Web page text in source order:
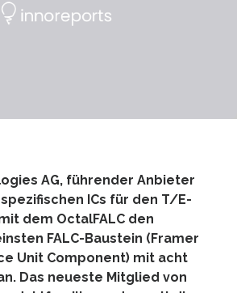
AG, führender Anbieter
ICs für den T/E-
dem OctalFALC den
FALC-Baustein (Framer
Unit Component) mit acht
Das neueste Mitglied von